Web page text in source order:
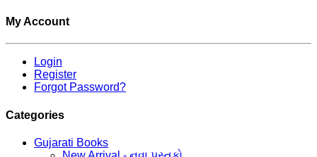
My Account
Login
Register
Forgot Password?
Categories
Gujarati Books